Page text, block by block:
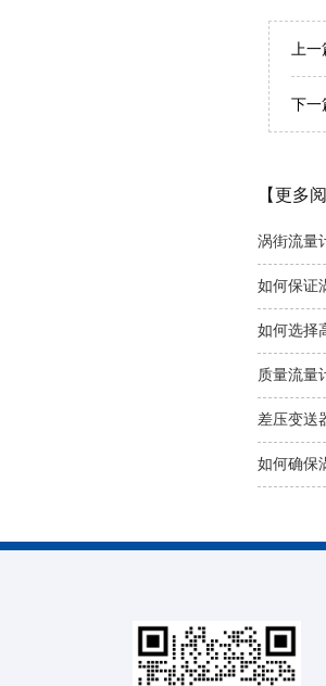
上一
下一
【更多
涡街流量
如何保证
如何选择
质量流量
差压变送
如何确保